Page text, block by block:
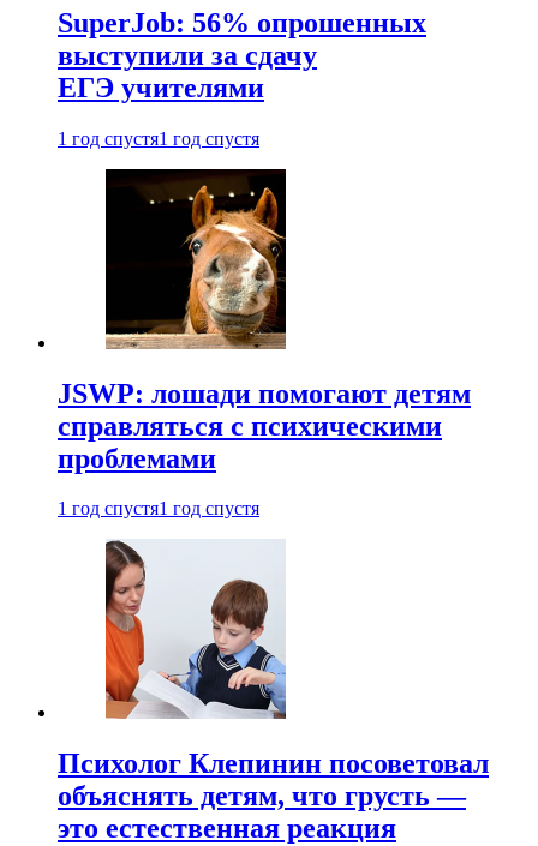
SuperJob: 56% опрошенных
выступили за сдачу
ЕГЭ учителями
1 год спустя1 год спустя
JSWP: лошади помогают детям
справляться с психическими
проблемами
1 год спустя1 год спустя
Психолог Клепинин посоветовал
объяснять детям, что грусть —
это естественная реакция